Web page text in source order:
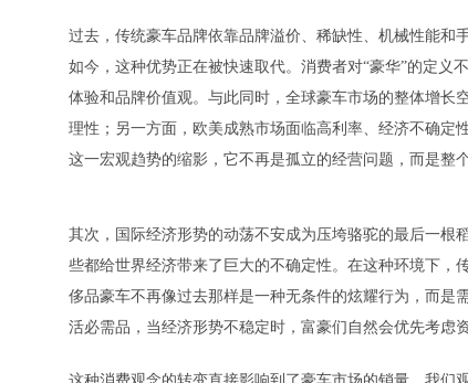
过去，传统豪车品牌依靠品牌溢价、稀缺性、机械性能和
如今，这种优势正在被快速取代。消费者对“豪华”的定义
体验和品牌价值观。与此同时，全球豪车市场的整体增长
理性；另一方面，欧美成熟市场面临高利率、经济不确定
这一宏观趋势的缩影，它不再是孤立的经营问题，而是整
其次，国际经济形势的动荡不安成为压垮骆驼的最后一根
些都给世界经济带来了巨大的不确定性。在这种环境下，
侈品豪车不再像过去那样是一种无条件的炫耀行为，而是
活必需品，当经济形势不稳定时，富豪们自然会优先考虑